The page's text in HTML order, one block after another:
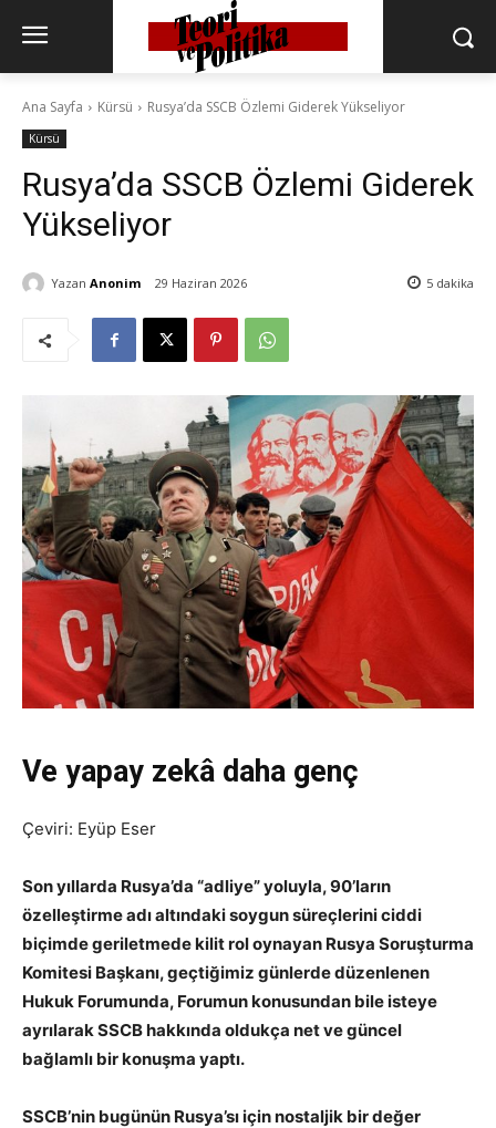
Ana Sayfa Kürsü Rusya’da SSCB Özlemi Giderek Yükseliyor
Kürsü
Rusya’da SSCB Özlemi Giderek
Yükseliyor
Yazan Anonim 29 Haziran 2026 5 dakika
Ve yapay zekâ daha genç
Çeviri: Eyüp Eser
Son yıllarda Rusya’da “adliye” yoluyla, 90’ların
özelleştirme adı altındaki soygun süreçlerini ciddi
biçimde geriletmede kilit rol oynayan Rusya Soruşturma
Komitesi Başkanı, geçtiğimiz günlerde düzenlenen
Hukuk Forumunda, Forumun konusundan bile isteye
ayrılarak SSCB hakkında oldukça net ve güncel
bağlamlı bir konuşma yaptı.
SSCB’nin bugünün Rusya’sı için nostaljik bir değer